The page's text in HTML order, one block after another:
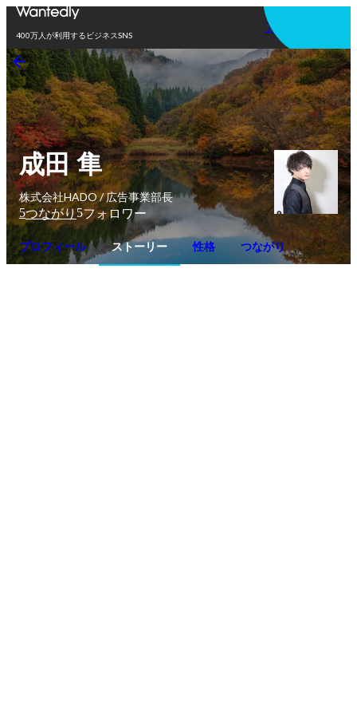
400万人が利用するビジネスSNS
アプリを使う
成田 隼
株式会社HADO / 広告事業部長
5つながり5フォロワー
プロフィール ストーリー 性格 つながり